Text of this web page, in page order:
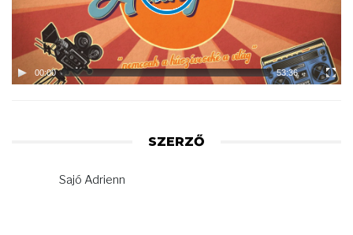
00:00 53:36
SZERZŐ
Sajó Adrienn